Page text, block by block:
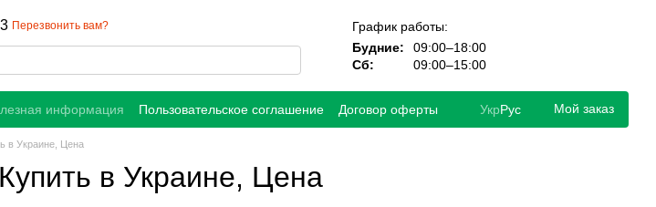
Перезвонить вам?
График работы:
Будние:
09:00–18:00
Сб:
09:00–15:00
информация Пользовательское соглашение Договор оферты УкрРус Мой заказ
в Украине, Цена
в Украине, Цена